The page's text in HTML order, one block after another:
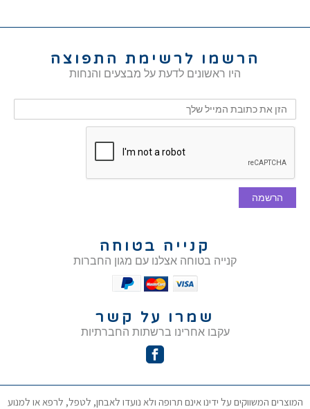
הרשמו לרשימת התפוצה
היו ראשונים לדעת על מבצעים והנחות
הרשמה
קנייה בטוחה
קנייה בטוחה אצלנו עם מגון החברות
שמרו על קשר
עקבו אחרינו ברשתות החברתיות
המוצרים המשווקים על ידינו אינם תרופה ולא נועדו לאבחן, לטפל, לרפא או למנוע